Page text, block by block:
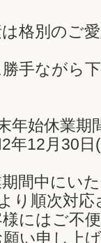
格別のご
手ながら
年始休業期
年12月30
間中にい
り順次対
様にはご不
願い申し上